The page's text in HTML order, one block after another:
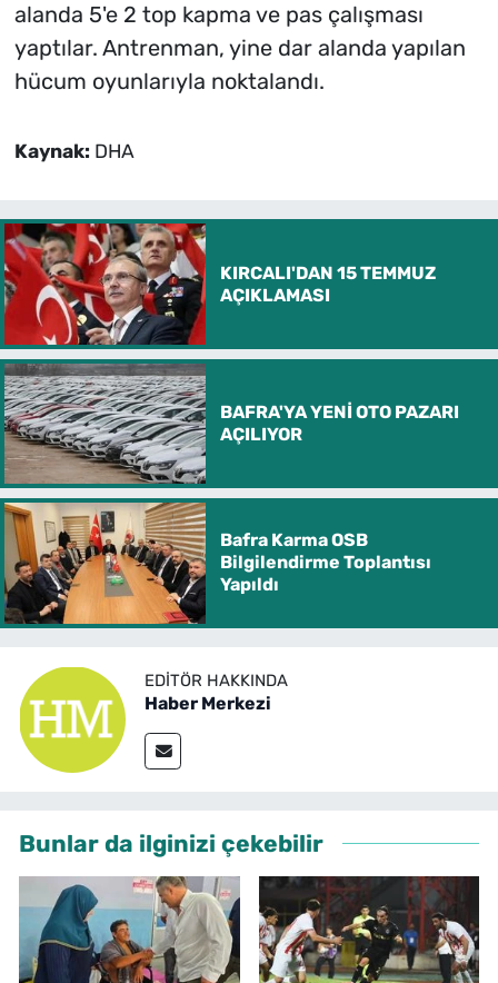
alanda 5'e 2 top kapma ve pas çalışması
yaptılar. Antrenman, yine dar alanda yapılan
hücum oyunlarıyla noktalandı.
Kaynak: DHA
KIRCALI'DAN 15 TEMMUZ
AÇIKLAMASI
BAFRA'YA YENİ OTO PAZARI
AÇILIYOR
Bafra Karma OSB
Bilgilendirme Toplantısı
Yapıldı
EDITÖR HAKKINDA
Haber Merkezi
Bunlar da ilginizi çekebilir